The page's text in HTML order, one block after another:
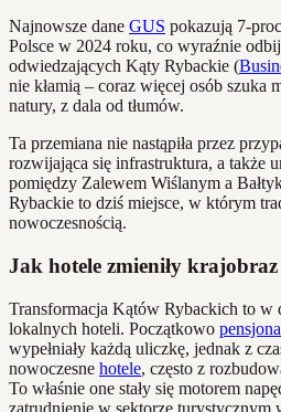
Najnowsze dane GUS pokazują 7-
Polsce w 2024 roku, co wyraźnie
odwiedzających Kąty Rybackie (
nie kłamią – coraz więcej osób szuka
natury, z dala od tłumów.
Ta przemiana nie nastąpiła przez
rozwijająca się infrastruktura, a także
pomiędzy Zalewem Wiślanym a
Rybackie to dziś miejsce, w którym
nowoczesnością.
Jak hotele zmieniły
Transformacja Kątów Rybackich to w
lokalnych hoteli. Początkowo
wypełniały każdą uliczkę, jednak z
nowoczesne hotele, często z
To właśnie one stały się motorem
zatrudnienie w sektorze turystycznym